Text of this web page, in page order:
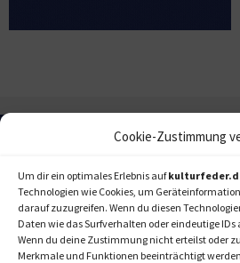
Cookie-Zustimmung
Um dir ein optimales Erlebnis auf
Technologien wie Cookies, um
darauf zuzugreifen. Wenn du diesen
Daten wie das Surfverhalten oder eindeutige IDs
Wenn du deine Zustimmung nicht erteilst oder
Merkmale und Funktionen beeinträchtigt